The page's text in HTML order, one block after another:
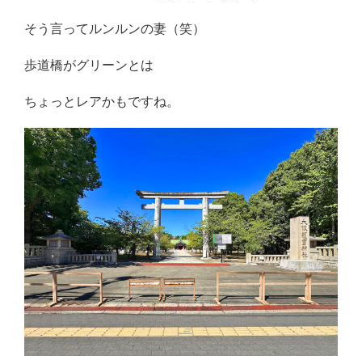
そう言ってルンルンの妻（笑）
歩道橋がグリーンとは
ちょっとレアかもですね。